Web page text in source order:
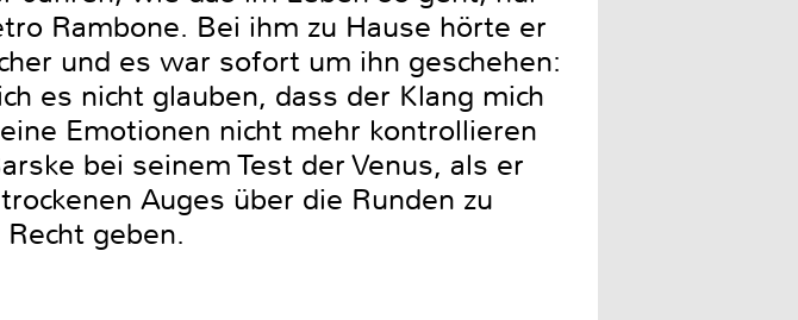
Rambone. Bei ihm zu Hause hörte er
und es war sofort um ihn geschehen:
es nicht glauben, dass der Klang mich
Emotionen nicht mehr kontrollieren
bei seinem Test der Venus, als er
Auges über die Runden zu
geben.